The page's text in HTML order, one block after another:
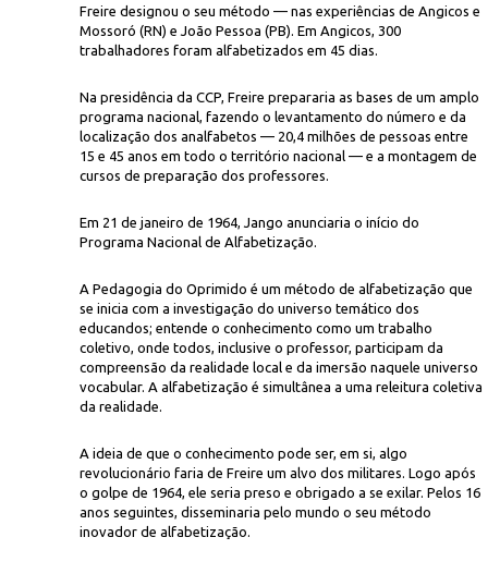
Freire designou o seu método — nas experiências de Angicos e
Mossoró (RN) e João Pessoa (PB). Em Angicos, 300
trabalhadores foram alfabetizados em 45 dias.
Na presidência da CCP, Freire prepararia as bases de um amplo
programa nacional, fazendo o levantamento do número e da
localização dos analfabetos — 20,4 milhões de pessoas entre
15 e 45 anos em todo o território nacional — e a montagem de
cursos de preparação dos professores.
Em 21 de janeiro de 1964, Jango anunciaria o início do
Programa Nacional de Alfabetização.
A Pedagogia do Oprimido é um método de alfabetização que
se inicia com a investigação do universo temático dos
educandos; entende o conhecimento como um trabalho
coletivo, onde todos, inclusive o professor, participam da
compreensão da realidade local e da imersão naquele universo
vocabular. A alfabetização é simultânea a uma releitura coletiva
da realidade.
A ideia de que o conhecimento pode ser, em si, algo
revolucionário faria de Freire um alvo dos militares. Logo após
o golpe de 1964, ele seria preso e obrigado a se exilar. Pelos 16
anos seguintes, disseminaria pelo mundo o seu método
inovador de alfabetização.